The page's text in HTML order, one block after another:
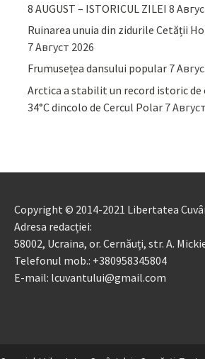
8 AUGUST – ISTORICUL ZILEI 8
Ruinarea unuia din zidurile Cetății
7 Август 2026
Frumusețea dansului popular 7
Arctica a stabilit un record istoric de
34°C dincolo de Cercul Polar 7
Copyright © 2014-2021 Libertatea
Adresa redacției:
58002, Ucraina, or. Cernăuți, str. A.
Telefonul mob.: +380958345804
E-mail: lcuvantului@gmail.com